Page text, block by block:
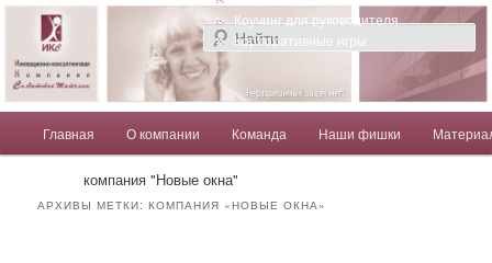
Солдатова Татьяна
Компания Солдатовой Татьяны
Главное менюПерейти к основному содержимому
Перейти к дополнительному содержимому
Главная О компании Команда Наши фишки
Коучинг для руководителя
Корпоративные игры
компания "Новые окна"
АРХИВЫ МЕТКИ:КОМПАНИЯ «НОВЫЕ ОКНА»